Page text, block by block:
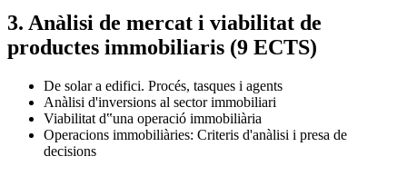
3. Anàlisi de mercat i viabilitat de
productes immobiliaris (9 ECTS)
De solar a edifici. Procés, tasques i agents
Anàlisi d'inversions al sector immobiliari
Viabilitat d‟una operació immobiliària
Operacions immobiliàries: Criteris d'anàlisi i presa de
decisions